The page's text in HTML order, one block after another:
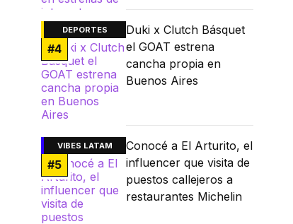
DEPORTES
#4
Duki x Clutch Básquet
el GOAT estrena
cancha propia en
Buenos Aires
VIBES LATAM
#5
Conocé a El Arturito, el
influencer que visita de
puestos callejeros a
restaurantes Michelin